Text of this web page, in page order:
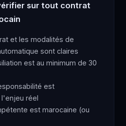
sur tout contrat
et les modalités de
sont claires
est au minimum de 30
est
réel
est marocaine (ou